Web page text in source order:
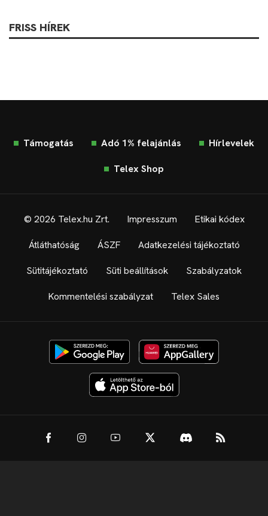
FRISS HÍREK
Támogatás Adó 1% felajánlás Hírlevelek
Telex Shop
© 2026 Telex.hu Zrt. Impresszum Etikai kódex
Átláthatóság ÁSZF Adatkezelési tájékoztató
Sütitájékoztató Süti beállítások Szabályzatok
Kommentelési szabályzat Telex Sales